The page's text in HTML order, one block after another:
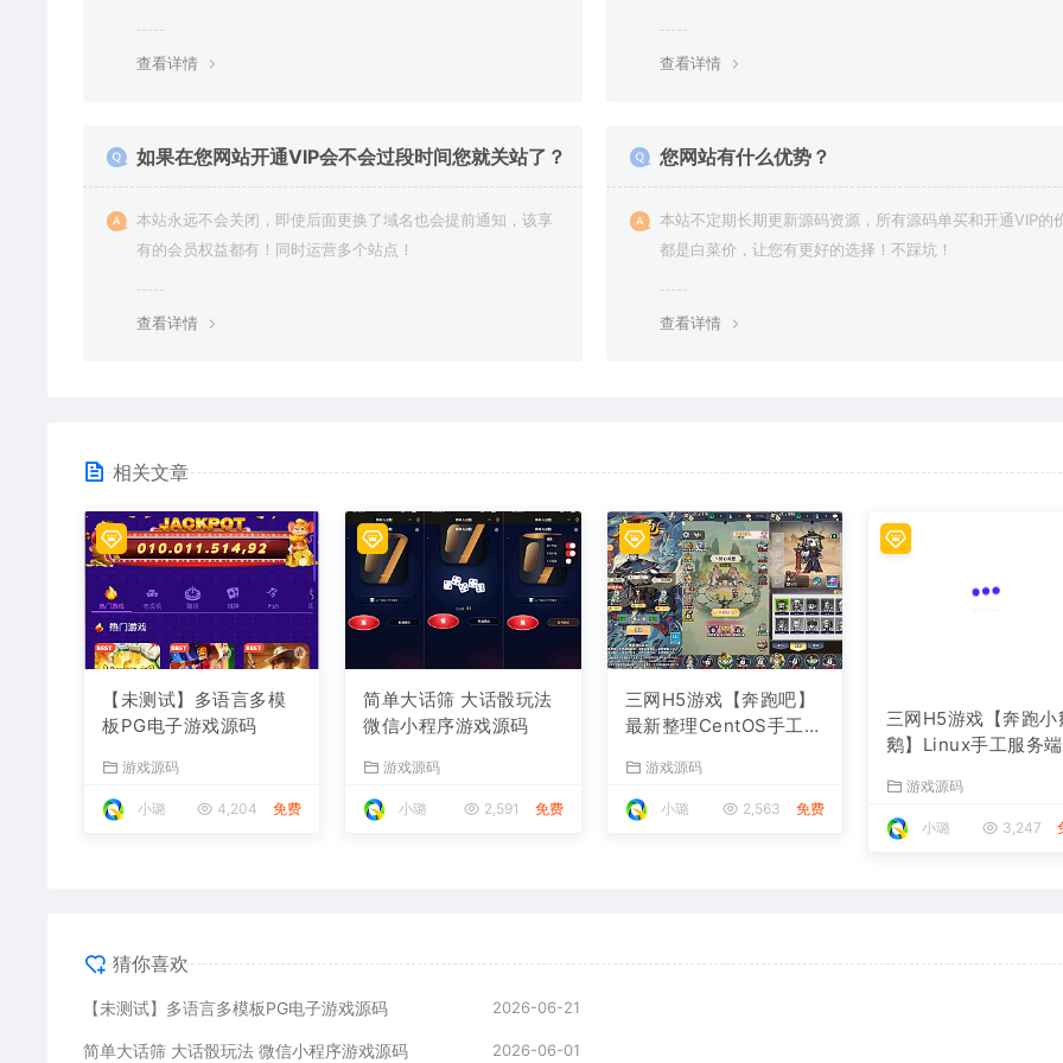
查看详情 查看详情
如果在您网站开通VIP会不会过段时间您就关站了？
本站永远不会关闭，即使后面更换了域名也会提前通知，该享
有的会员权益都有！同时运营多个站点！
查看详情
您网站有什么优势？
本站不定期长期更新源码资源，所有源码单买和开通VIP的
都是白菜价，让您有更好的选择！不踩坑！
查看详情
相关文章
【未测试】多语言多模
板PG电子游戏源码
游戏源码
小璐 4,204 免费
简单大话筛 大话骰玩法
微信小程序游戏源码
游戏源码
小璐 2,591 免费
三网H5游戏【奔跑吧】
最新整理CentOS手工服
游戏源码
小璐 2,563 免费
三网H5游戏【奔跑小
鹅】Linux手工服务端
游戏源码
小璐 3,247
猜你喜欢
【未测试】多语言多模板PG电子游戏源码 2026-06-21
简单大话筛 大话骰玩法 微信小程序游戏源码 2026-06-01